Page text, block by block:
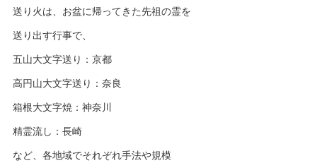
送り火は、お盆に帰ってきた先祖の霊を
送り出す行事で、
五山大文字送り：京都
高円山大文字送り：奈良
箱根大文字焼：神奈川
精霊流し：長崎
など、各地域でそれぞれ手法や規模